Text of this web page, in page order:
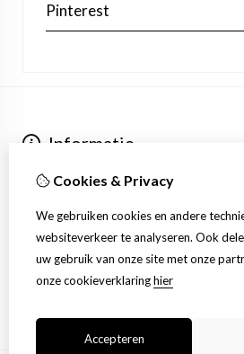
Pinterest
Informatie
Verzending
Extra
Klantenservice
Cookies & Privacy
We gebruiken cookies en andere
websiteverkeer te analyseren. Ook
uw gebruik van onze site met onze
onze cookieverklaringhier
Accepteren